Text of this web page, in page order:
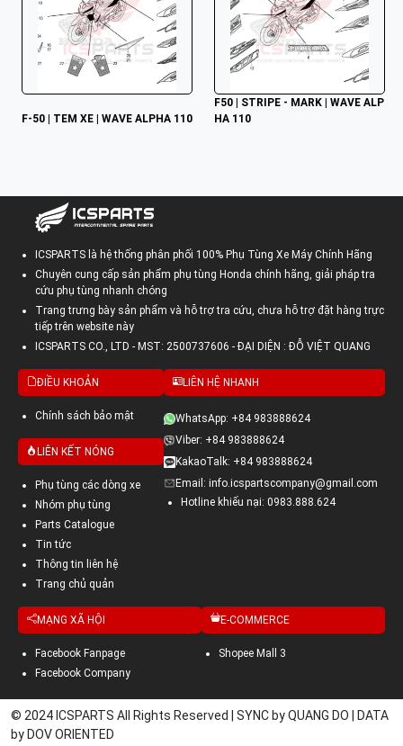
F-50 | TEM XE | WAVE ALPHA 110
F50 | STRIPE - MARK | WAVE ALP
HA 110
ICSPARTS là hệ thống phân phối 100% Phụ Tùng Xe Máy Chính Hãng
Chuyên cung cấp sản phẩm phụ tùng Honda chính hãng, giải pháp tra
cứu phụ tùng nhanh chóng
Trang trưng bày sản phẩm và hỗ trợ tra cứu, chưa hỗ trợ đặt hàng trực
tiếp trên website này
ICSPARTS CO., LTD - MST: 2500737606 - ĐẠI DIỆN : ĐỖ VIỆT QUANG
ĐIỀU KHOẢN
Chính sách bảo mật
LIÊN KẾT NÓNG
Phụ tùng các dòng xe
Nhóm phụ tùng
Parts Catalogue
Tin tức
Thông tin liên hệ
Trang chủ quản
LIÊN HỆ NHANH
WhatsApp: +84 983888624
Viber: +84 983888624
KakaoTalk: +84 983888624
Email: info.icspartscompany@gmail.com
Hotline khiếu nại: 0983.888.624
MẠNG XÃ HỘI
Facebook Fanpage
Facebook Company
E-COMMERCE
Shopee Mall 3
© 2024 ICSPARTS All Rights Reserved | SYNC by QUANG DO | DATA
by DOV ORIENTED